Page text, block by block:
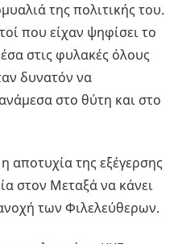
της πολιτικής του.
που είχαν ψηφίσει το
στις φυλακές όλους
δυνατόν να
στο θύτη και στο
αποτυχία της εξέγερσης
στον Μεταξά να κάνει
των Φιλελεύθερων.